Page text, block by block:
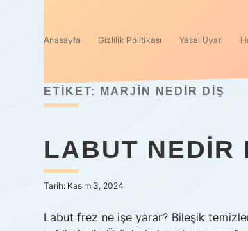
Anasayfa Gizlilik Politikası Yasal Uyarı
ETIKET: MARJIN NEDIR DIŞ
LABUT NEDIR
Tarih: Kasım 3, 2024
Labut frez ne işe yarar? Bileşik